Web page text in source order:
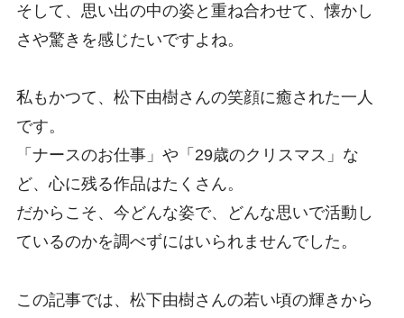
そして、思い出の中の姿と重ね合わせて、懐かし
さや驚きを感じたいですよね。
私もかつて、松下由樹さんの笑顔に癒された一人
です。
「ナースのお仕事」や「29歳のクリスマス」な
ど、心に残る作品はたくさん。
だからこそ、今どんな姿で、どんな思いで活動し
ているのかを調べずにはいられませんでした。
この記事では、松下由樹さんの若い頃の輝きから